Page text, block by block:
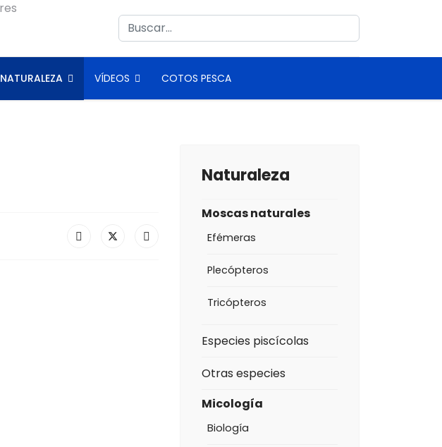
Buscar
NATURALEZA VÍDEOS COTOS PESCA
Naturaleza
Moscas naturales
Efémeras
Plecópteros
Tricópteros
Especies piscícolas
Otras especies
Micología
Biología